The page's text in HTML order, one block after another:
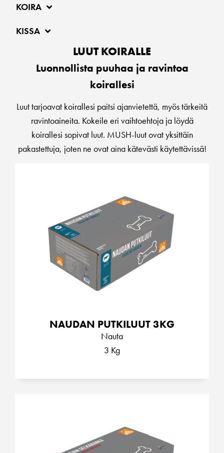
KOIRA
KISSA
LUUT KOIRALLE
Luonnollista puuhaa ja ravintoa
koirallesi
Luut tarjoavat koirallesi paitsi ajanvietettä, myös tärkeitä
ravintoaineita. Kokeile eri vaihtoehtoja ja löydä
koirallesi sopivat luut. MUSH-luut ovat yksittäin
pakastettuja, joten ne ovat aina kätevästi käytettävissä!
NAUDAN PUTKILUUT 3KG
Nauta
3 Kg